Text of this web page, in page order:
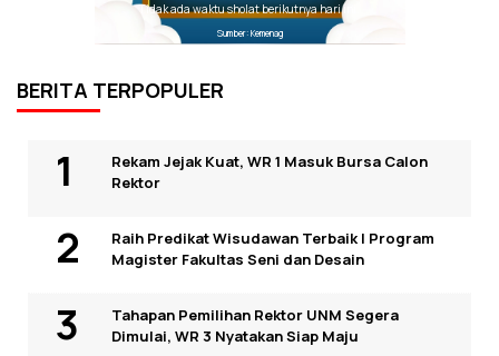
Tidak ada waktu sholat berikutnya hari ini.
Sumber: Kemenag
BERITA TERPOPULER
Rekam Jejak Kuat, WR 1 Masuk Bursa Calon
Rektor
Raih Predikat Wisudawan Terbaik I Program
Magister Fakultas Seni dan Desain
Tahapan Pemilihan Rektor UNM Segera
Dimulai, WR 3 Nyatakan Siap Maju